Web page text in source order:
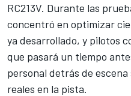
RC213V. Durante las
concentró en optimizar
ya desarrollado, y pilotos
que pasará un tiempo
personal detrás de
reales en la pista.